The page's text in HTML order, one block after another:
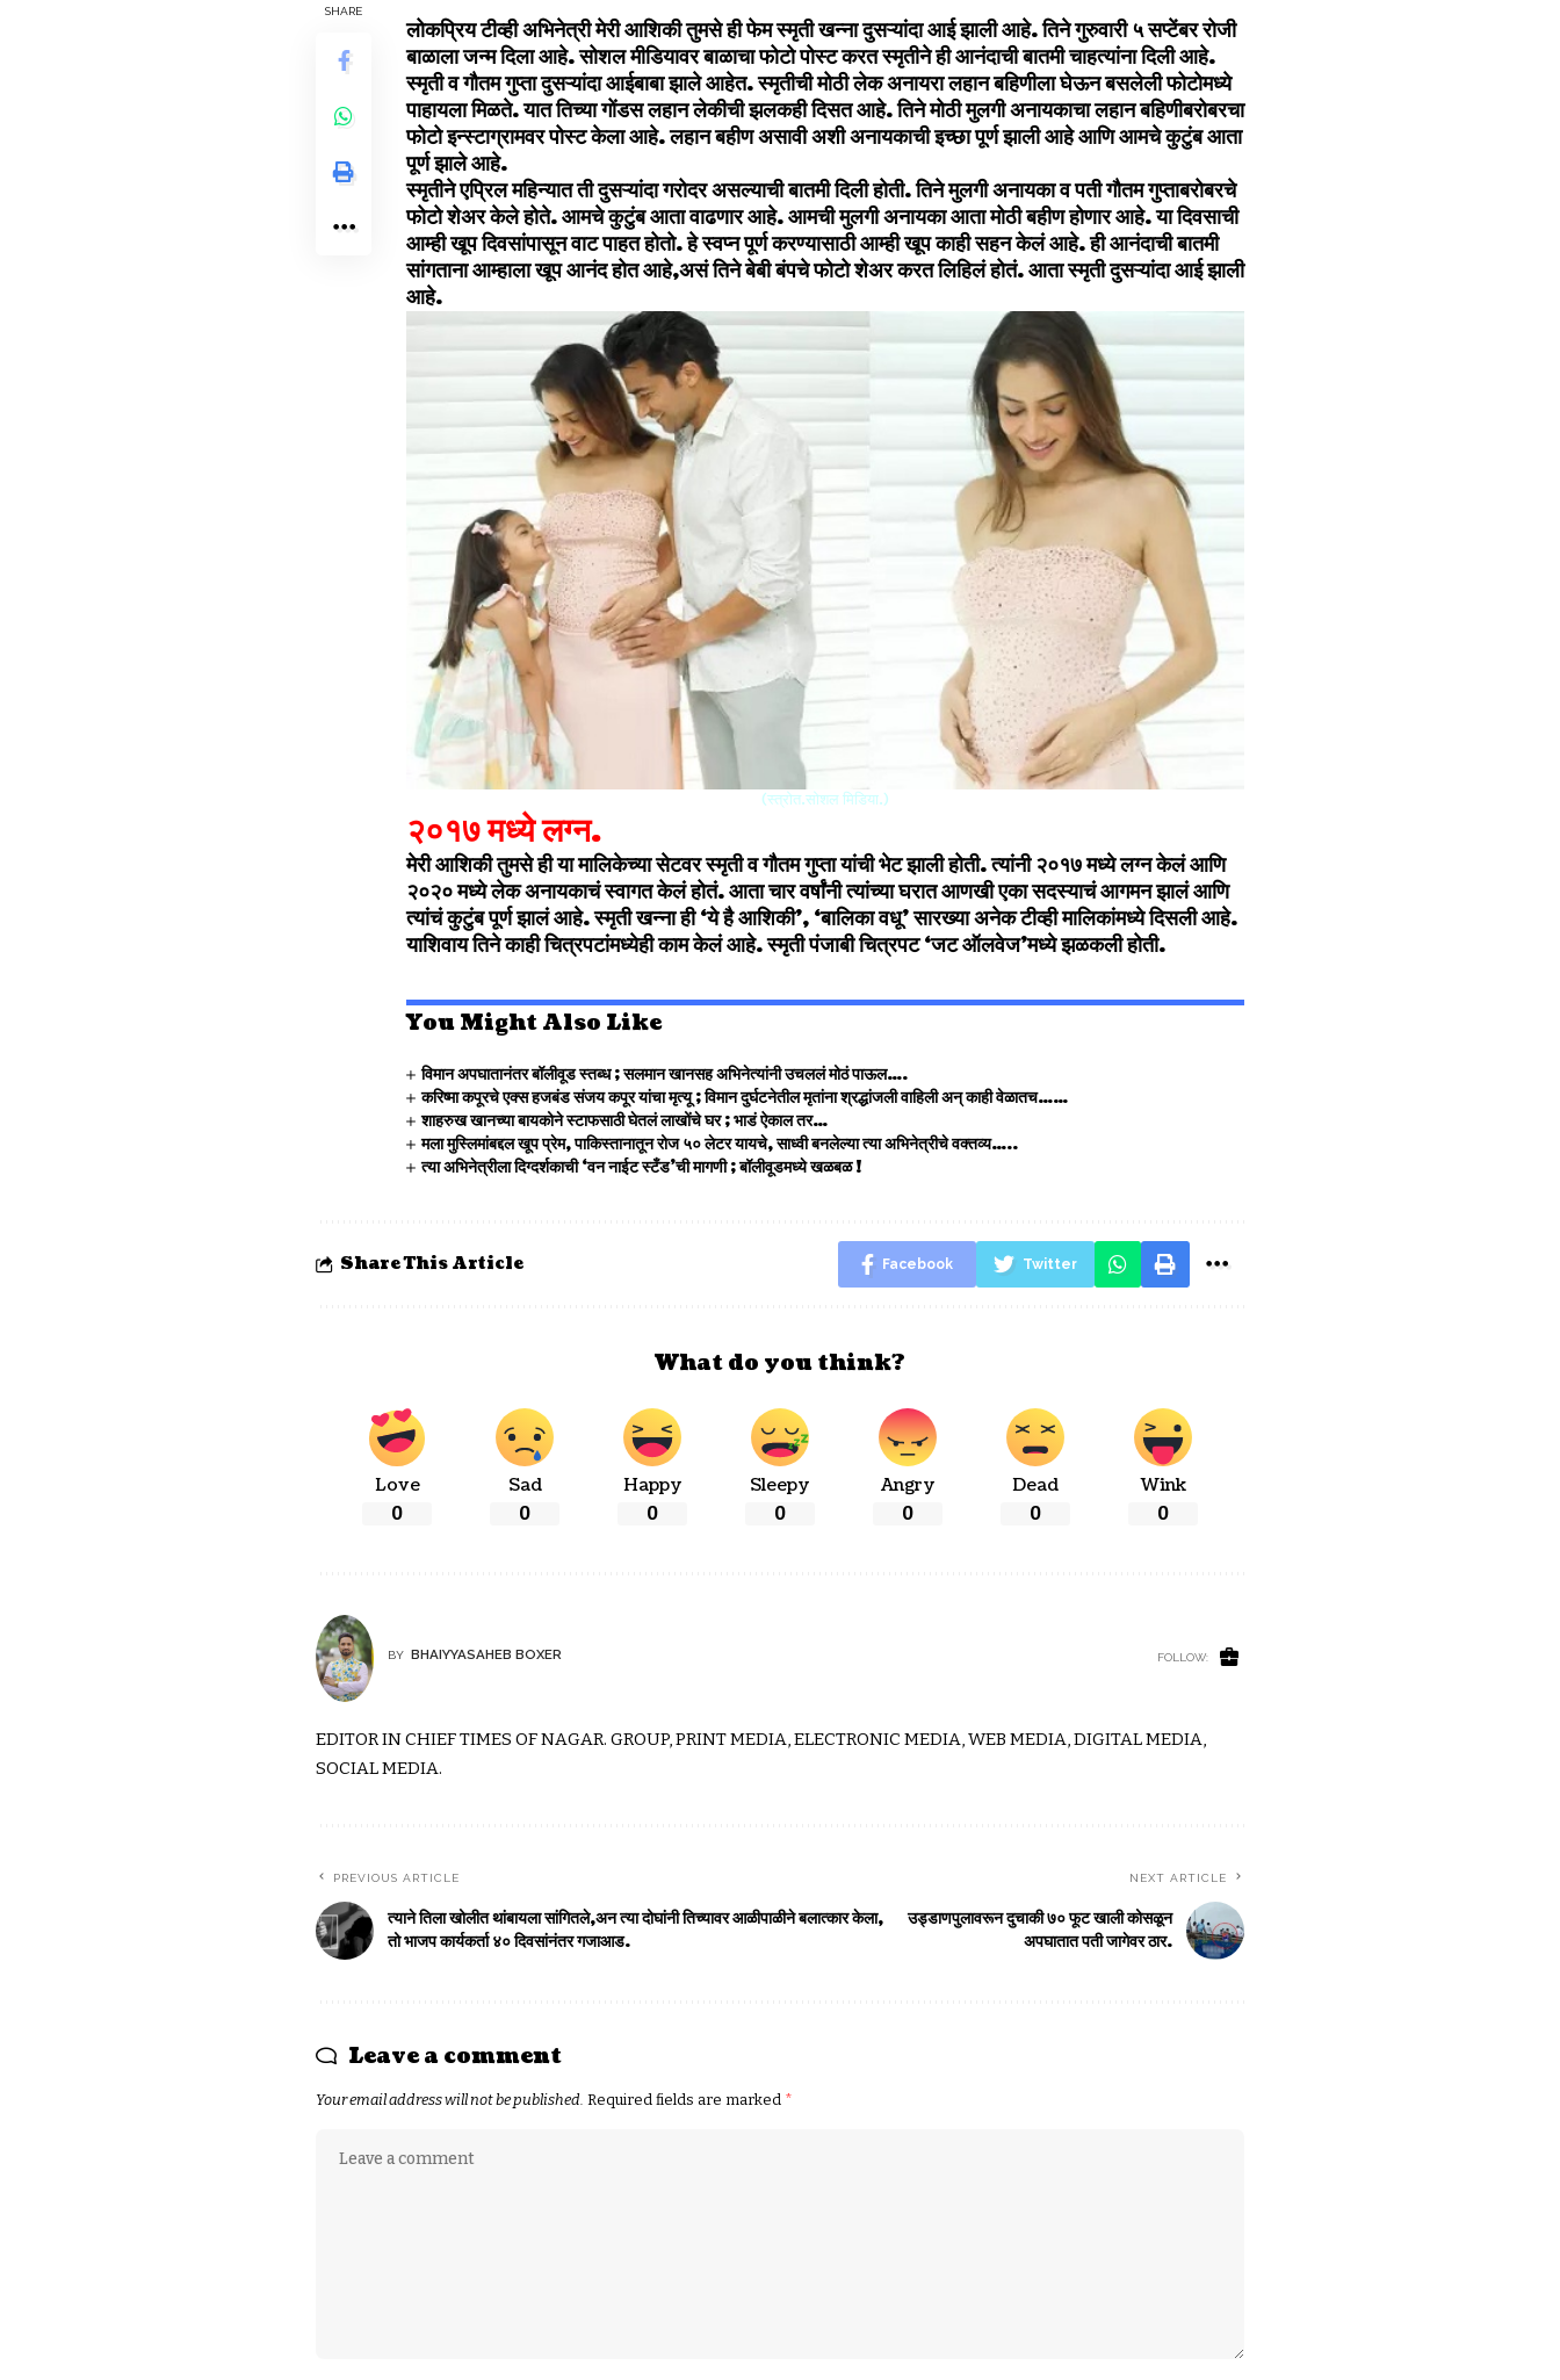
SHARE
लोकप्रिय टीव्ही अभिनेत्री मेरी आशिकी तुमसे ही फेम स्मृती खन्ना दुसऱ्यांदा आई झाली आहे. तिने गुरुवारी ५ सप्टेंबर रोजी
बाळाला जन्म दिला आहे. सोशल मीडियावर बाळाचा फोटो पोस्ट करत स्मृतीने ही आनंदाची बातमी चाहत्यांना दिली आहे.
स्मृती व गौतम गुप्ता दुसऱ्यांदा आईबाबा झाले आहेत. स्मृतीची मोठी लेक अनायरा लहान बहिणीला घेऊन बसलेली फोटोमध्ये
पाहायला मिळते. यात तिच्या गोंडस लहान लेकीची झलकही दिसत आहे. तिने मोठी मुलगी अनायकाचा लहान बहिणीबरोबरचा
फोटो इन्स्टाग्रामवर पोस्ट केला आहे. लहान बहीण असावी अशी अनायकाची इच्छा पूर्ण झाली आहे आणि आमचे कुटुंब आता
पूर्ण झाले आहे.
स्मृतीने एप्रिल महिन्यात ती दुसऱ्यांदा गरोदर असल्याची बातमी दिली होती. तिने मुलगी अनायका व पती गौतम गुप्ताबरोबरचे
फोटो शेअर केले होते. आमचे कुटुंब आता वाढणार आहे. आमची मुलगी अनायका आता मोठी बहीण होणार आहे. या दिवसाची
आम्ही खूप दिवसांपासून वाट पाहत होतो. हे स्वप्न पूर्ण करण्यासाठी आम्ही खूप काही सहन केलं आहे. ही आनंदाची बातमी
सांगताना आम्हाला खूप आनंद होत आहे,असं तिने बेबी बंपचे फोटो शेअर करत लिहिलं होतं. आता स्मृती दुसऱ्यांदा आई झाली
आहे.
(स्त्रोत.सोशल मिडिया.)
२०१७ मध्ये लग्न.
मेरी आशिकी तुमसे ही या मालिकेच्या सेटवर स्मृती व गौतम गुप्ता यांची भेट झाली होती. त्यांनी २०१७ मध्ये लग्न केलं आणि
२०२० मध्ये लेक अनायकाचं स्वागत केलं होतं. आता चार वर्षांनी त्यांच्या घरात आणखी एका सदस्याचं आगमन झालं आणि
त्यांचं कुटुंब पूर्ण झालं आहे. स्मृती खन्ना ही ‘ये है आशिकी’, ‘बालिका वधू’ सारख्या अनेक टीव्ही मालिकांमध्ये दिसली आहे.
याशिवाय तिने काही चित्रपटांमध्येही काम केलं आहे. स्मृती पंजाबी चित्रपट ‘जट ऑलवेज’मध्ये झळकली होती.
You Might Also Like
विमान अपघातानंतर बॉलीवूड स्तब्ध ; सलमान खानसह अभिनेत्यांनी उचललं मोठं पाऊल….
करिष्मा कपूरचे एक्स हजबंड संजय कपूर यांचा मृत्यू ; विमान दुर्घटनेतील मृतांना श्रद्धांजली वाहिली अन् काही वेळातच……
शाहरुख खानच्या बायकोने स्टाफसाठी घेतलं लाखोंचे घर ; भाडं ऐकाल तर…
मला मुस्लिमांबद्दल खूप प्रेम, पाकिस्तानातून रोज ५० लेटर यायचे, साध्वी बनलेल्या त्या अभिनेत्रीचे वक्तव्य…..
त्या अभिनेत्रीला दिग्दर्शकाची ‘वन नाईट स्टँड’ची मागणी ; बॉलीवूडमध्ये खळबळ !
Share This Article Facebook Twitter
What do you think?
Love
0
Sad
0
Happy
0
Sleepy
0
Angry
0
Dead
0
Wink
0
BY BHAIYYASAHEB BOXER FOLLOW:
EDITOR IN CHIEF TIMES OF NAGAR. GROUP, PRINT MEDIA, ELECTRONIC MEDIA, WEB MEDIA, DIGITAL MEDIA,
SOCIAL MEDIA.
PREVIOUS ARTICLE
त्याने तिला खोलीत थांबायला सांगितले,अन त्या दोघांनी तिच्यावर आळीपाळीने बलात्कार केला,
तो भाजप कार्यकर्ता ४० दिवसांनंतर गजाआड.
NEXT ARTICLE
उड्डाणपुलावरून दुचाकी ७० फूट खाली कोसळून
अपघातात पती जागेवर ठार.
Leave a comment
Your email address will not be published. Required fields are marked *